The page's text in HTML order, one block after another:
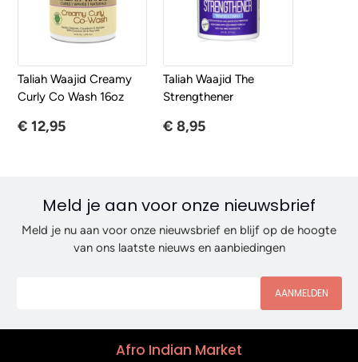
Taliah Waajid Creamy
Curly Co Wash 16oz
€ 12,95
Taliah Waajid The
Strengthener
€ 8,95
Meld je aan voor onze nieuwsbrief
Meld je nu aan voor onze nieuwsbrief en blijf op de hoogte
van ons laatste nieuws en aanbiedingen
AANMELDEN
Afro Indian Market